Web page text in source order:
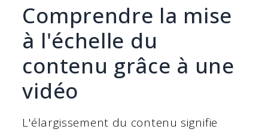
Comprendre la mise
à l'échelle du
contenu grâce à une
vidéo
L'élargissement du contenu signifie